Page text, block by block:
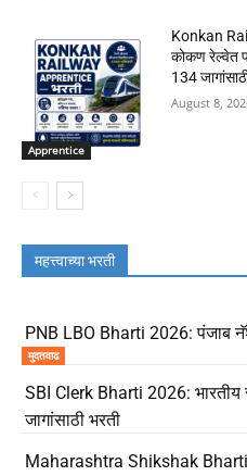
Apprentice
Konkan
कोकण रेल्वेत
134
August 8,
महत्त्वाच्या भरती
PNB LBO Bharti 2026: पंजाब
मुदतवाढ
SBI Clerk Bharti 2026: भारतीय
जागांसाठी भरती
Maharashtra Shikshak Bharti